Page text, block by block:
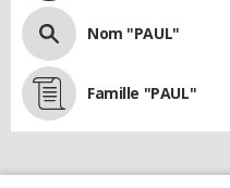
Nom "PAUL"
Famille "PAUL"